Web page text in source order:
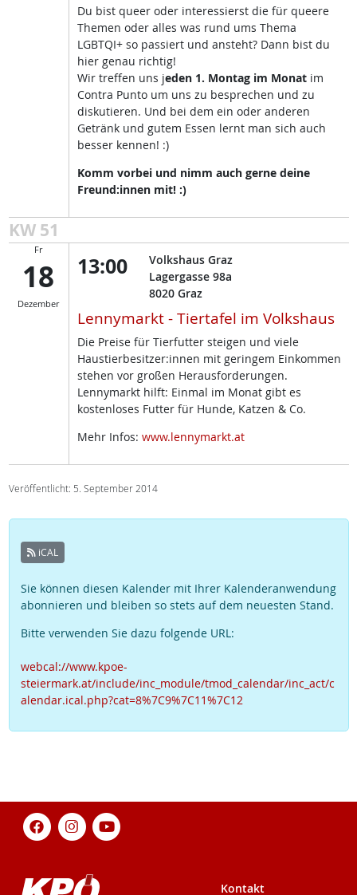
Du bist queer oder interessierst die für queere
Themen oder alles was rund ums Thema
LGBTQI+ so passiert und ansteht? Dann bist du
hier genau richtig!
Wir treffen uns jeden 1. Montag im Monat im
Contra Punto um uns zu besprechen und zu
diskutieren. Und bei dem ein oder anderen
Getränk und gutem Essen lernt man sich auch
besser kennen! :)
Komm vorbei und nimm auch gerne deine
Freund:innen mit! :)
KW 51
Fr
18
Dezember
13:00
Volkshaus Graz
Lagergasse 98a
8020 Graz
Lennymarkt - Tiertafel im Volkshaus
Die Preise für Tierfutter steigen und viele
Haustierbesitzer:innen mit geringem Einkommen
stehen vor großen Herausforderungen.
Lennymarkt hilft: Einmal im Monat gibt es
kostenloses Futter für Hunde, Katzen & Co.
Mehr Infos: www.lennymarkt.at
Veröffentlicht: 5. September 2014
iCAL
Sie können diesen Kalender mit Ihrer Kalenderanwendung
abonnieren und bleiben so stets auf dem neuesten Stand.
Bitte verwenden Sie dazu folgende URL:
webcal://www.kpoe-
steiermark.at/include/inc_module/tmod_calendar/inc_act/c
alendar.ical.php?cat=8%7C9%7C11%7C12
Kontakt